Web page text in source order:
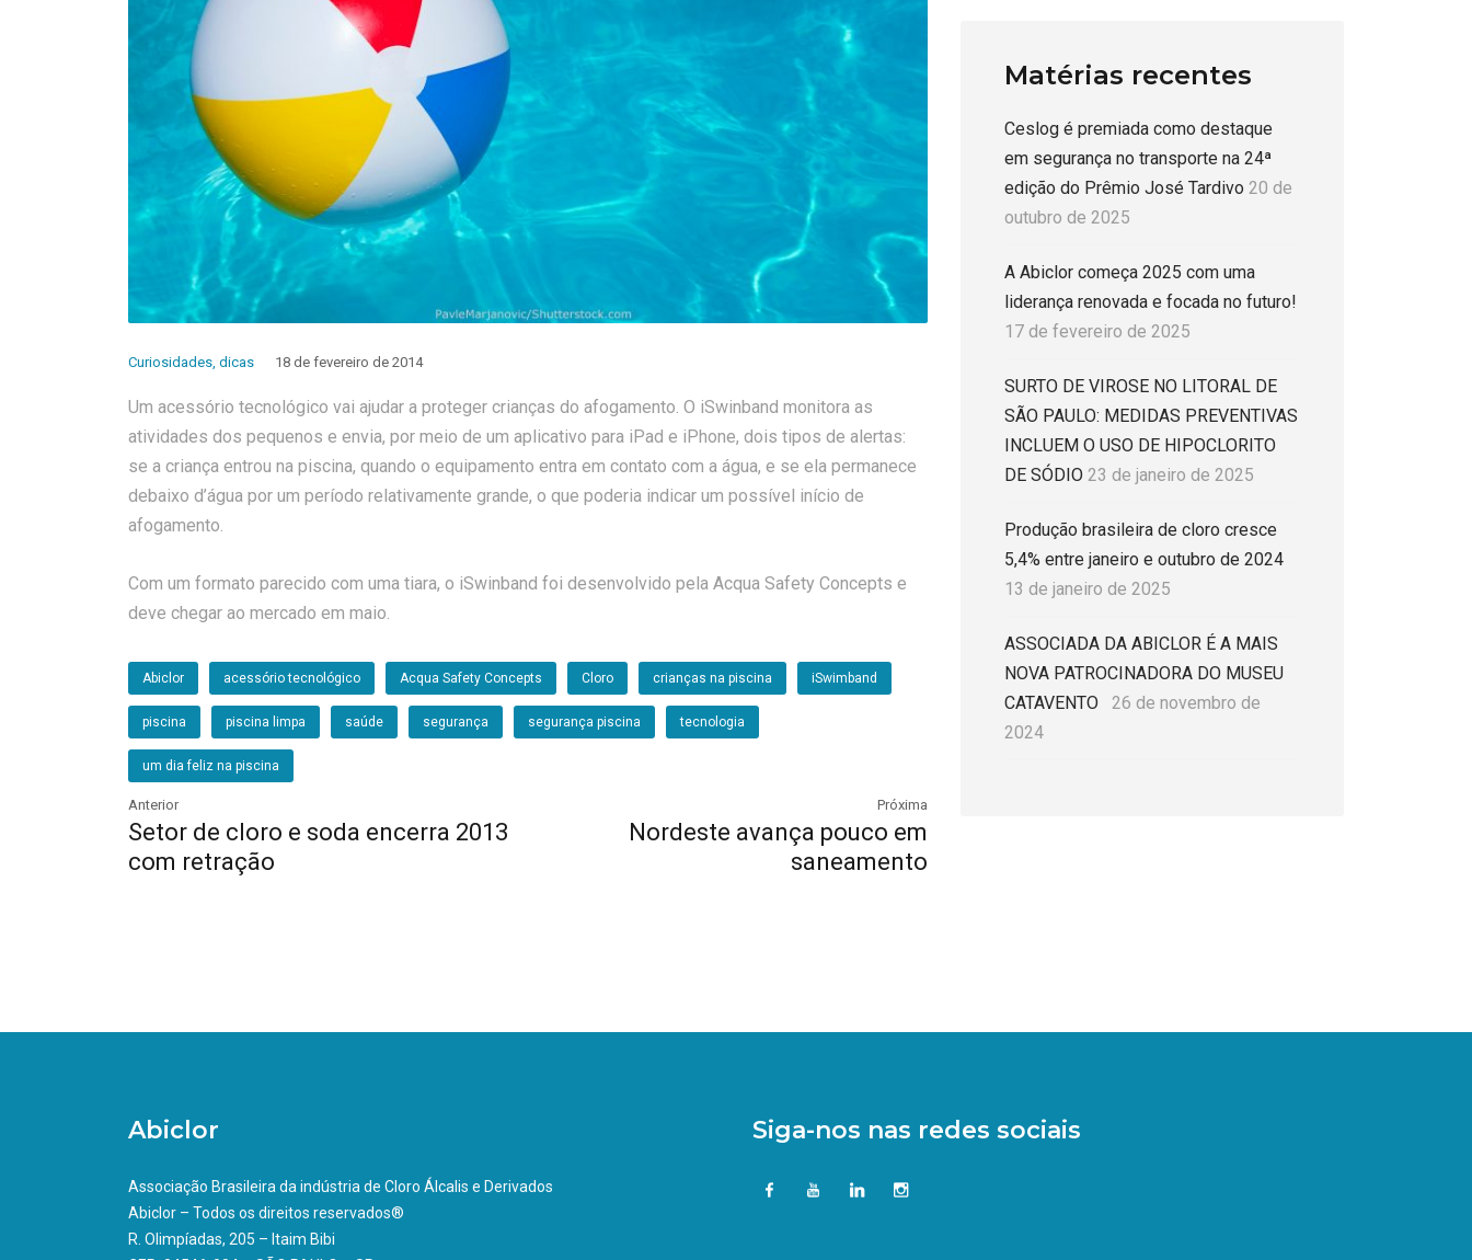
Curiosidades dicas 18 de fevereiro de 2014
Um acessório tecnológico vai ajudar a proteger crianças do afogamento. O iSwinband monitora as
atividades dos pequenos e envia, por meio de um aplicativo para iPad e iPhone, dois tipos de alertas:
se a criança entrou na piscina, quando o equipamento entra em contato com a água, e se ela permanece
debaixo d’água por um período relativamente grande, o que poderia indicar um possível início de
afogamento.
Com um formato parecido com uma tiara, o iSwinband foi desenvolvido pela Acqua Safety Concepts e
deve chegar ao mercado em maio.
Abiclor acessório tecnológico Acqua Safety Concepts Cloro crianças na piscina iSwimband
piscina piscina limpa saúde segurança segurança piscina tecnologia
um dia feliz na piscina
Anterior
Setor de cloro e soda encerra 2013
com retração
Próxima
Nordeste avança pouco em
saneamento
Matérias recentes
Ceslog é premiada como destaque
em segurança no transporte na 24ª
edição do Prêmio José Tardivo 20 de
outubro de 2025
A Abiclor começa 2025 com uma
liderança renovada e focada no futuro!
17 de fevereiro de 2025
SURTO DE VIROSE NO LITORAL DE
SÃO PAULO: MEDIDAS PREVENTIVAS
INCLUEM O USO DE HIPOCLORITO
DE SÓDIO 23 de janeiro de 2025
Produção brasileira de cloro cresce
5,4% entre janeiro e outubro de 2024
13 de janeiro de 2025
ASSOCIADA DA ABICLOR É A MAIS
NOVA PATROCINADORA DO MUSEU
CATAVENTO
26 de novembro de
2024
Abiclor
Associação Brasileira da indústria de Cloro Álcalis e Derivados
Abiclor – Todos os direitos reservados®
R. Olimpíadas, 205 – Itaim Bibi
Siga-nos nas redes sociais